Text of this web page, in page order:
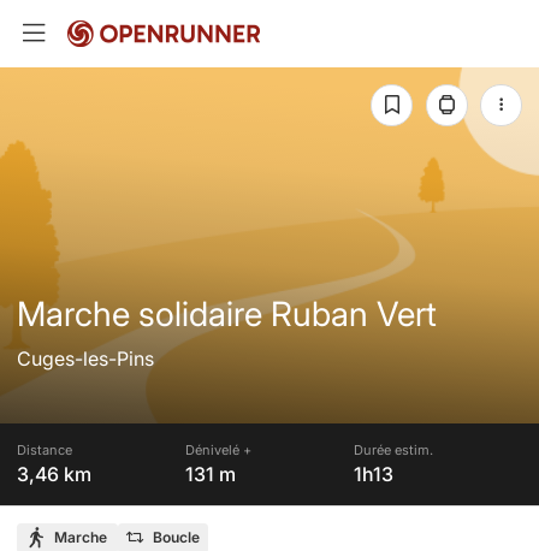
Marche solidaire Ruban Vert
Cuges-les-Pins
Distance
3,46 km
Dénivelé +
131 m
Durée estim.
1h13
Marche Boucle